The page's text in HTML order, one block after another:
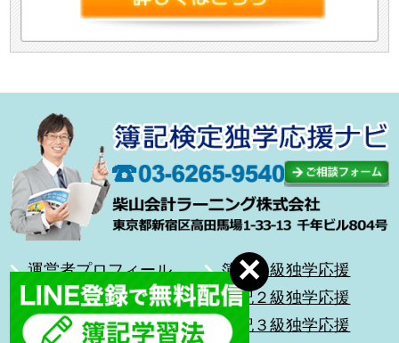
運営者プロフィール
合格体験記
無料メール講座
簿記１級独学応援
簿記２級独学応援
簿記３級独学応援